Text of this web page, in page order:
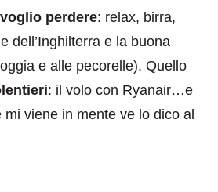
perdere: relax, birra,
dell’Inghilterra e la buona
e alle pecorelle). Quello
: il volo con Ryanair…e
mi viene in mente ve lo dico al